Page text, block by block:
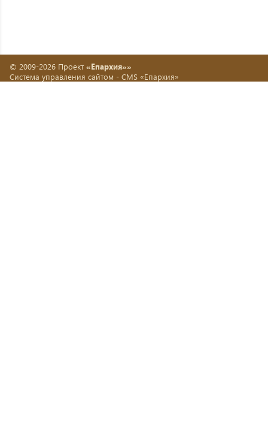
© 2009-2026 Проект «Епархия»»
Система управления сайтом - CMS «Епархия»